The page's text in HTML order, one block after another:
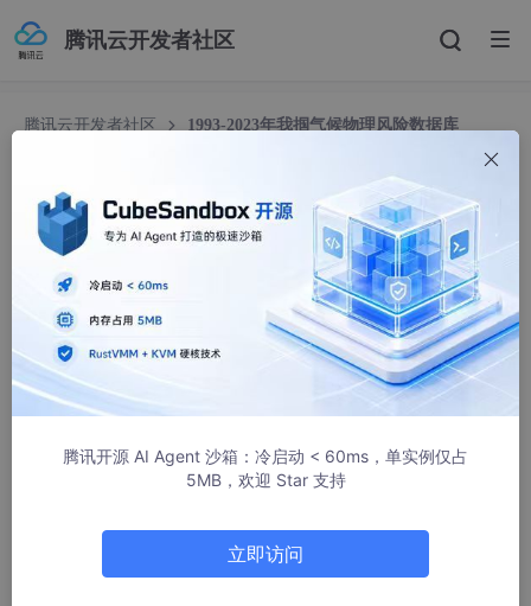
腾讯云开发者社区
腾讯云开发者社区
1993-2023年我掴气候物理风险数据库
1993-2023年我掴气候物理风险数据库（CCPRI）
607人浏览 · 2025-04-29 13:49:38
1993-2023年我掴气候物理风险 数据库（CCPRI）
（搬运数据！仅供学术研究使用！无不良影响！）
包含31个省份和229个城市层面的年度气候物理风险指数，四个分
D）、极端干旱（EDD）。数据详细且全面，适合研究和分析各地
包含excel格式和dta格式数据
数据已整理，直接可用，质量保证
腾讯开源 AI Agent 沙箱：冷启动 < 60ms，单实例仅占
5MB，欢迎 Star 支持
立即访问